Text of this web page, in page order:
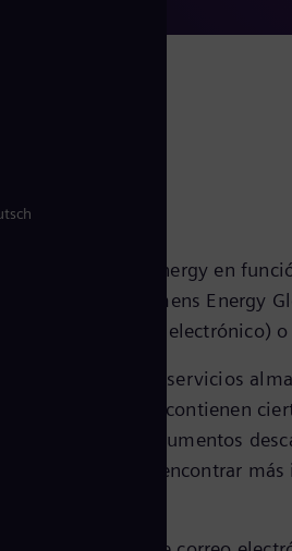
de Siemens Energy en
de Siemens Energy
ejemplo, correo electrónico)
sus productos y servicios
archivos que contienen
vistos, los documentos
Puede encontrar